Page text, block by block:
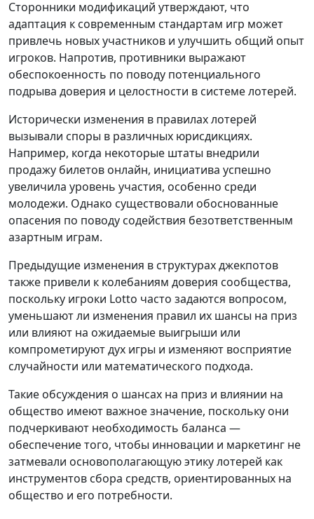
Сторонники модификаций утверждают, что
адаптация к современным стандартам игр может
привлечь новых участников и улучшить общий опыт
игроков. Напротив, противники выражают
обеспокоенность по поводу потенциального
подрыва доверия и целостности в системе лотерей.
Исторически изменения в правилах лотерей
вызывали споры в различных юрисдикциях.
Например, когда некоторые штаты внедрили
продажу билетов онлайн, инициатива успешно
увеличила уровень участия, особенно среди
молодежи. Однако существовали обоснованные
опасения по поводу содействия безответственным
азартным играм.
Предыдущие изменения в структурах джекпотов
также привели к колебаниям доверия сообщества,
поскольку игроки Lotto часто задаются вопросом,
уменьшают ли изменения правил их шансы на приз
или влияют на ожидаемые выигрыши или
компрометируют дух игры и изменяют восприятие
случайности или математического подхода.
Такие обсуждения о шансах на приз и влиянии на
общество имеют важное значение, поскольку они
подчеркивают необходимость баланса —
обеспечение того, чтобы инновации и маркетинг не
затмевали основополагающую этику лотерей как
инструментов сбора средств, ориентированных на
общество и его потребности.